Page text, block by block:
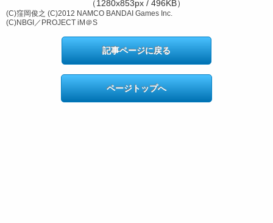
（1280x853px / 496KB）
(C)窪岡俊之 (C)2012 NAMCO BANDAI Games Inc.
(C)NBGI／PROJECT iM＠S
記事ページに戻る
ページトップへ